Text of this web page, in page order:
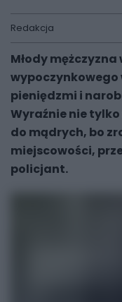
Redakcja
Młody
wypoczynkowego
pieniędzmi i
Wyraźnie nie
do mądrych, bo
miejscowości,
policjant.